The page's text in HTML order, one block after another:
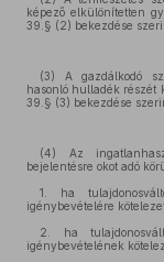
képező elkülönítetten
39.§ (2) bekezdése
(3) A gazdálkodó
hasonló hulladék részét
39.§ (3) bekezdése
(4) Az
bejelentésre okot adó
1. ha
igénybevételére
2. ha
igénybevételének